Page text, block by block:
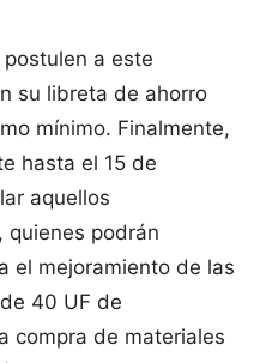
a este
su libreta de ahorro
mínimo. Finalmente,
hasta el 15 de
aquellos
quienes podrán
el mejoramiento de las
40 UF de
compra de materiales